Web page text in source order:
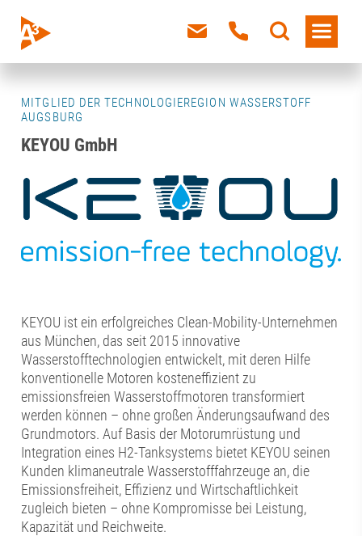
MITGLIED DER TECHNOLOGIEREGION WASSERSTOFF
AUGSBURG
KEYOU GmbH
KEYOU ist ein erfolgreiches Clean-Mobility-Unternehmen
aus München, das seit 2015 innovative
Wasserstofftechnologien entwickelt, mit deren Hilfe
konventionelle Motoren kosteneffizient zu
emissionsfreien Wasserstoffmotoren transformiert
werden können – ohne großen Änderungsaufwand des
Grundmotors. Auf Basis der Motorumrüstung und
Integration eines H2-Tanksystems bietet KEYOU seinen
Kunden klimaneutrale Wasserstofffahrzeuge an, die
Emissionsfreiheit, Effizienz und Wirtschaftlichkeit
zugleich bieten – ohne Kompromisse bei Leistung,
Kapazität und Reichweite.